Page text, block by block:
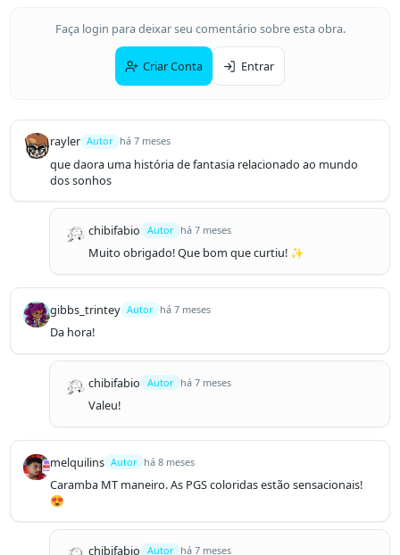
Faça login para deixar seu comentário sobre esta obra.
Criar Conta Entrar
rayler Autor há 7 meses
que daora uma história de fantasia relacionado ao mundo
dos sonhos
chibifabio Autor há 7 meses
Muito obrigado! Que bom que curtiu! ✨️
gibbs_trintey Autor há 7 meses
Da hora!
chibifabio Autor há 7 meses
Valeu!
melquilins Autor há 8 meses
Caramba MT maneiro. As PGS coloridas estão sensacionais!
😍
chibifabio Autor há 7 meses